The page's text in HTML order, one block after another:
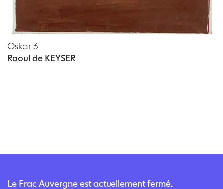
Oskar 3
Raoul de KEYSER
Le Frac Auvergne est actuellement fermé.